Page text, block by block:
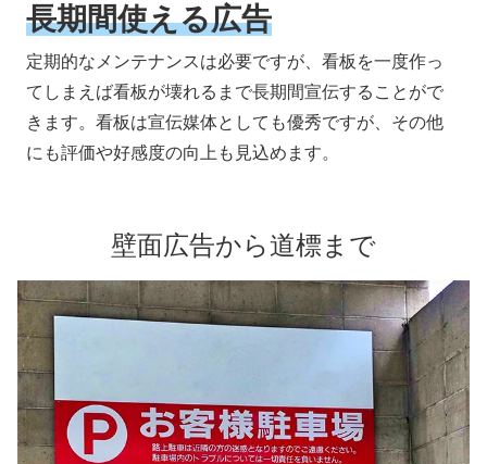
長期間使える広告
定期的なメンテナンスは必要ですが、看板を一度作っ
てしまえば看板が壊れるまで長期間宣伝することがで
きます。看板は宣伝媒体としても優秀ですが、その他
にも評価や好感度の向上も見込めます。
壁面広告から道標まで